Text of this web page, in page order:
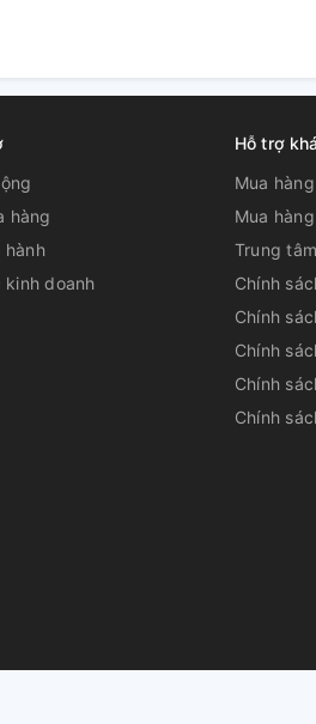
dụng
thiết kế kiểu dáng thanh lịch, hiện
hàng
hành
kinh doanh
Hỗ trợ
Mua
Mua
Trung
Chính
Chính
Chính
Chính
Chính